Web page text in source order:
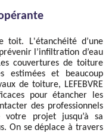
toit. L'étanchéité d’une
l’infiltration d’eau
couvertures de toiture
estimées et beaucoup
de toiture, LEFEBVRE
pour étancher les
des professionnels
projet jusqu’à sa
On se déplace à travers